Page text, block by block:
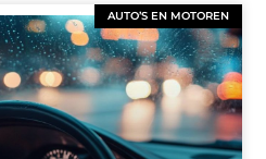
AUTO’S EN MOTOREN